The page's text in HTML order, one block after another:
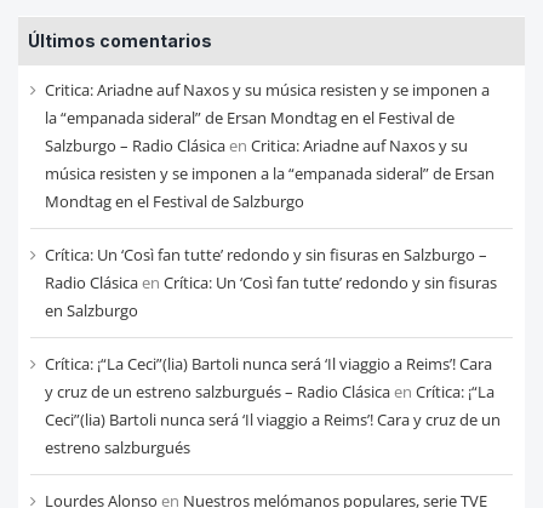
entradas
de
cada
mes
Últimos comentarios
Critica: Ariadne auf Naxos y su música resisten y se imponen a
la “empanada sideral” de Ersan Mondtag en el Festival de
Salzburgo – Radio Clásicaen Critica: Ariadne auf Naxos y su
música resisten y se imponen a la “empanada sideral” de Ersan
Mondtag en el Festival de Salzburgo
Crítica: Un ‘Così fan tutte’ redondo y sin fisuras en Salzburgo –
Radio Clásicaen Crítica: Un ‘Così fan tutte’ redondo y sin fisuras
en Salzburgo
Crítica: ¡“La Ceci”(lia) Bartoli nunca será ‘Il viaggio a Reims’! Cara
y cruz de un estreno salzburgués – Radio Clásicaen Crítica: ¡“La
Ceci”(lia) Bartoli nunca será ‘Il viaggio a Reims’! Cara y cruz de un
estreno salzburgués
Lourdes Alonso en Nuestros melómanos populares, serie TVE